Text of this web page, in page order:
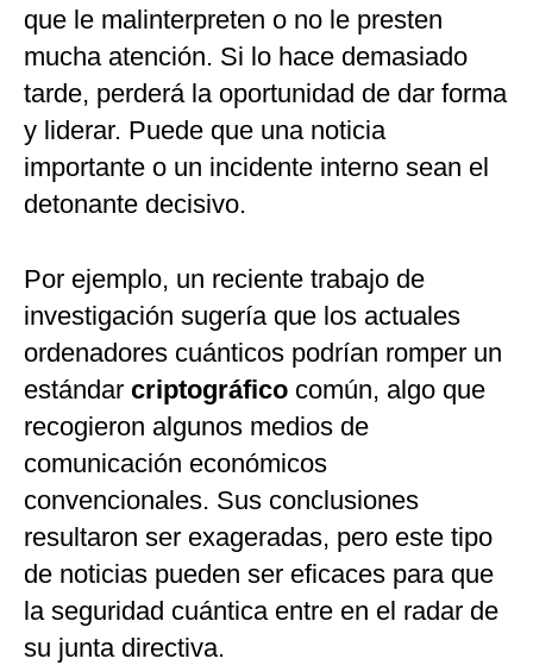
que le malinterpreten o no le presten
mucha atención. Si lo hace demasiado
tarde, perderá la oportunidad de dar forma
y liderar. Puede que una noticia
importante o un incidente interno sean el
detonante decisivo.
Por ejemplo, un reciente trabajo de
investigación sugería que los actuales
ordenadores cuánticos podrían romper un
estándar criptográfico común, algo que
recogieron algunos medios de
comunicación económicos
convencionales. Sus conclusiones
resultaron ser exageradas, pero este tipo
de noticias pueden ser eficaces para que
la seguridad cuántica entre en el radar de
su junta directiva.